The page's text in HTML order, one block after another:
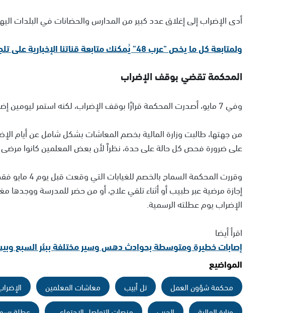
أدى الإضراب إلى إغلاق عدد كبير من المدارس والحضانات في البلدات
ولمتابعة كل ما يخص "عرب 48" يُمكنك متابعة قناتنا الإخبارية على تلجرام
المحكمة تقضي بوقف الإضراب
وفي 7 مايو، أصدرت المحكمة قرارًا بوقف الإضراب، لكنه استمر ليومين إضافيين بمشاركة أقل.
من جهتها، طالبت وزارة المالية بخصم المعاشات بشكل شامل عن أيام
على ضرورة فحص كل حالة على حدة، نظراً لأن بعض المعلمين كانوا
وقررت
إجازة مرضية عبر طبيب أو أثناء تلقي علاج، أو من حضر للمدرسة ووجدها
الإضراب يوم عطلته الرسمية.
اقرأ أيضا
إصابات خطيرة ومتوسطة بحوادث دهس وسير مختلفة ببئر السبع
المواضيع
محكمة شؤون العمل تل أبيب معاشات المعلمين